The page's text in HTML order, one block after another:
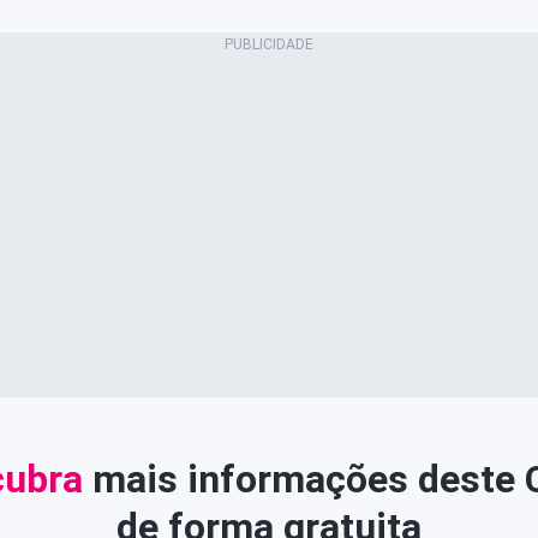
mais informações deste
de forma gratuita